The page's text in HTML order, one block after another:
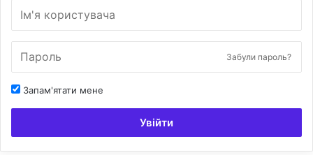
Забули пароль?
Запам'ятати мене
Увійти